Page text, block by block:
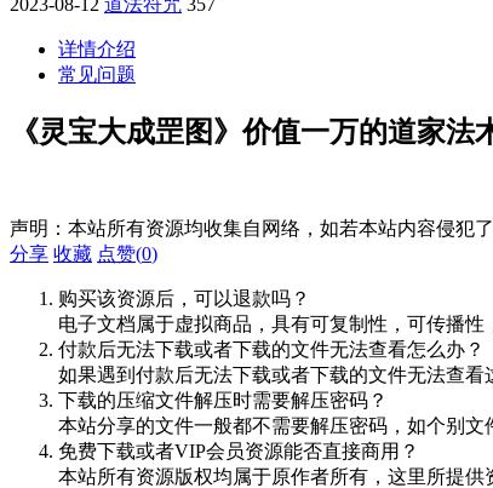
详情介绍
常见问题
《灵宝大成罡图》价值一万的道家法
声明：本站所有资源均收集自网络，如若本站内容侵犯
分享 收藏 点赞(0)
购买该资源后，可以退款吗？
电子文档属于虚拟商品，具有可复制性，可传播
付款后无法下载或者下载的文件无法查看怎么办？
如果遇到付款后无法下载或者下载的文件无法查看
下载的压缩文件解压时需要解压密码？
本站分享的文件一般都不需要解压密码，如个别
免费下载或者VIP会员资源能否直接商用？
本站所有资源版权均属于原作者所有，这里所提